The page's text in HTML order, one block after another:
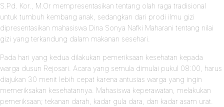
S.Pd. Kor., M.Or mempresentasikan tentang olah raga tradisional
untuk tumbuh kembang anak, sedangkan dari prodi ilmu gizi
dipresentasikan mahasiswa Dina Sonya Nafki Maharani tentang nilai
gizi yang terkandung dalam makanan sesehari.
Pada hari yang kedua dilakukan pemeriksaan kesehatan kepada
warga dusun Rejosari. Acara yang semula dimulai pukul 08:00, harus
diajukan 30 menit lebih cepat karena antusias warga yang ingin
memeriksakan kesehatannya. Mahasiswa keperawatan, melakukan
pemeriksaan; tekanan darah, kadar gula dara, dan kadar asam urat.